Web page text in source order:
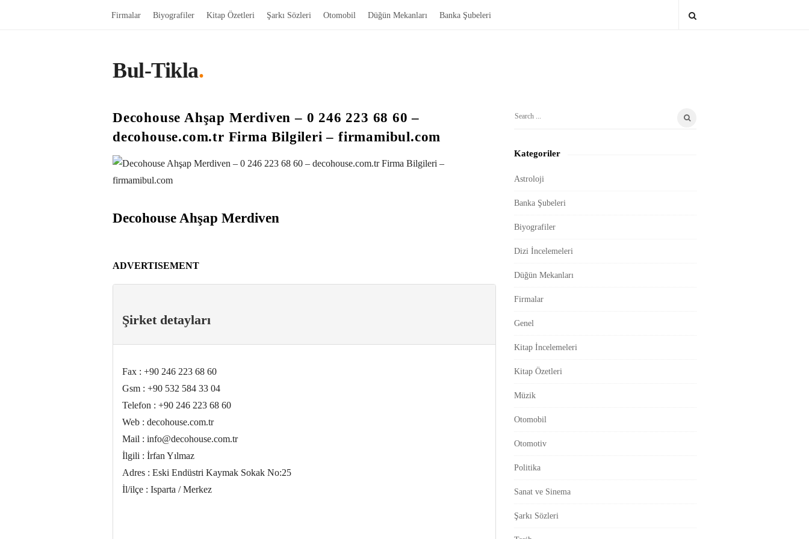
Firmalar Biyografiler Kitap Özetleri Şarkı Sözleri Otomobil Düğün Mekanları Banka Şubeleri
Bul-Tikla.
Decohouse Ahşap Merdiven – 0 246 223 68 60 –
decohouse.com.tr Firma Bilgileri – firmamibul.com
Decohouse Ahşap Merdiven
ADVERTISEMENT
Şirket detayları
Fax : +90 246 223 68 60
Gsm : +90 532 584 33 04
Telefon : +90 246 223 68 60
Web : decohouse.com.tr
Mail : info@decohouse.com.tr
İlgili : İrfan Yılmaz
Adres : Eski Endüstri Kaymak Sokak No:25
İl/ilçe : Isparta / Merkez
S
t
S
i
e
b
r
S
a
c
f
r
:
Kategoriler
Astroloji
Banka Şubeleri
Biyografiler
Dizi İncelemeleri
Düğün Mekanları
Firmalar
Genel
Kitap İncelemeleri
Kitap Özetleri
Müzik
Otomobil
Otomotiv
Politika
Sanat ve Sinema
Şarkı Sözleri